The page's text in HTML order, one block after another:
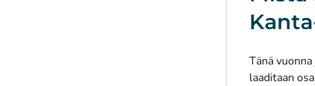
Tänä
laaditaan